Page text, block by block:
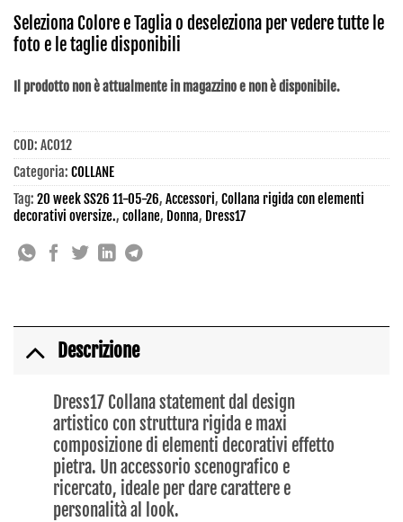
Seleziona Colore e Taglia o deseleziona per vedere tutte le
foto e le taglie disponibili
Il prodotto non è attualmente in magazzino e non è disponibile.
COD: AC012
Categoria: COLLANE
Tag: 20 week SS26 11-05-26, Accessori, Collana rigida con elementi
decorativi oversize., collane, Donna, Dress17
Descrizione
Dress17 Collana statement dal design
artistico con struttura rigida e maxi
composizione di elementi decorativi effetto
pietra. Un accessorio scenografico e
ricercato, ideale per dare carattere e
personalità al look.